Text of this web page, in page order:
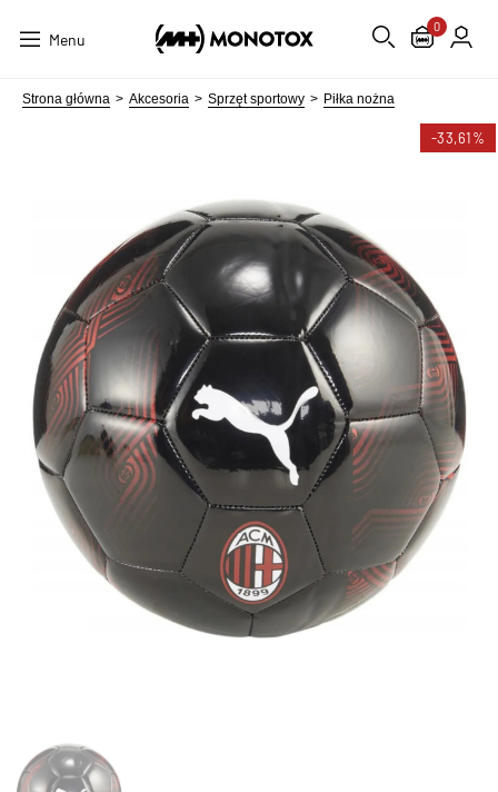
Menu
0
Strona główna Akcesoria Sprzęt sportowy Piłka nożna
-33,61%